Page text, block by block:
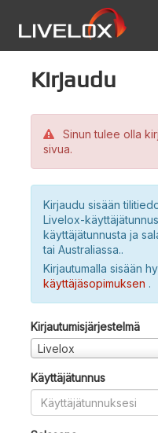
Kirjaudu
Sinun tulee olla
sivua.
Kirjaudu sisään
Livelox-
käyttäjätunnusta ja
tai Australiassa..
Kirjautumalla sisään
käyttäjäsopimuksen .
Kirjautumisjärjestelmä
Livelox
Käyttäjätunnus